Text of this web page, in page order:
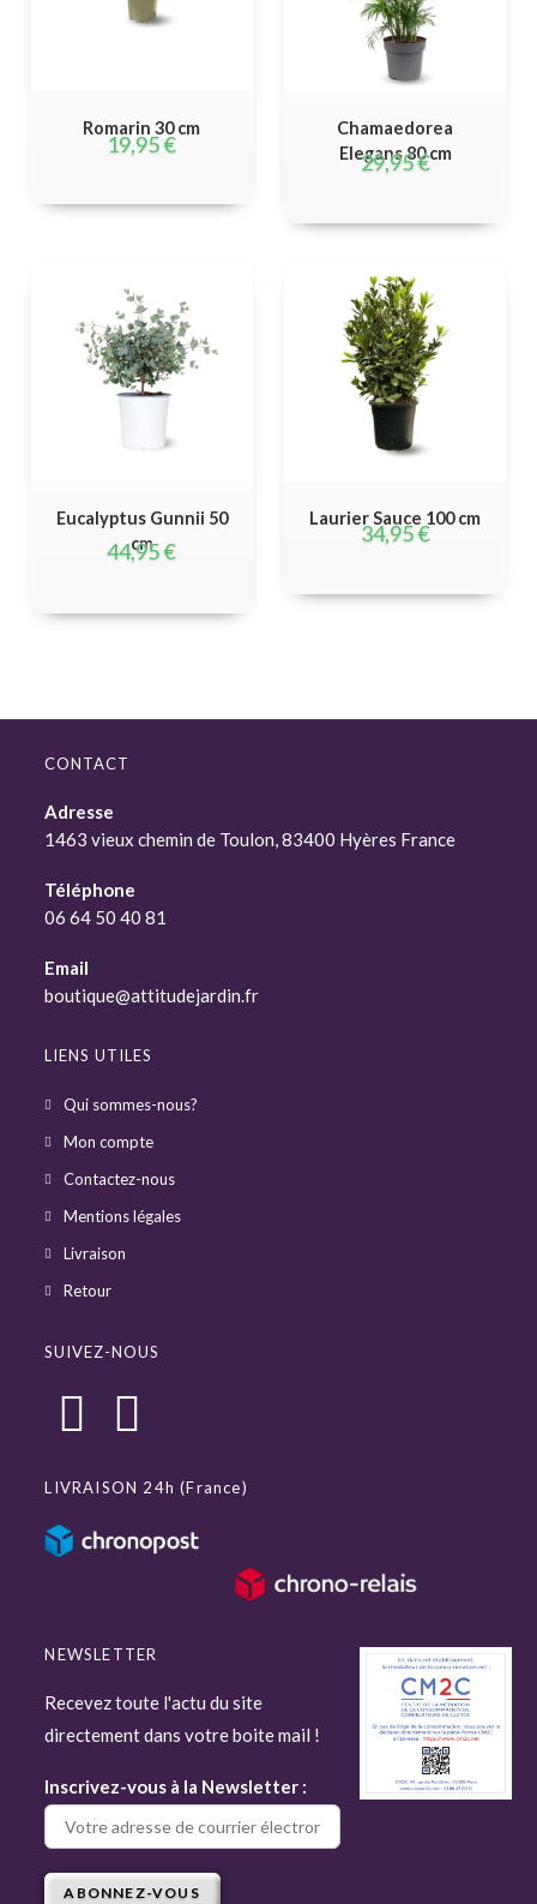
Romarin 30 cm
19,95€
Chamaedorea
Elegans 80 cm
29,95€
Eucalyptus Gunnii 50
cm
44,95€
Laurier Sauce 100 cm
34,95€
CONTACT
Adresse
1463 vieux chemin de Toulon, 83400 Hyères France
Téléphone
06 64 50 40 81
Email
boutique@attitudejardin.fr
LIENS UTILES
Qui sommes-nous?
Mon compte
Contactez-nous
Mentions légales
Livraison
Retour
SUIVEZ-NOUS
LIVRAISON 24h (France)
NEWSLETTER
Recevez toute l'actu du site
directement dans votre boite mail !
Inscrivez-vous à la Newsletter :